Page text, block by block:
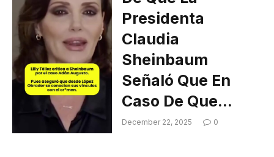
Presidenta
Claudia
Sheinbaum
Señaló Que En
Caso De Que…
December 22, 2025 0